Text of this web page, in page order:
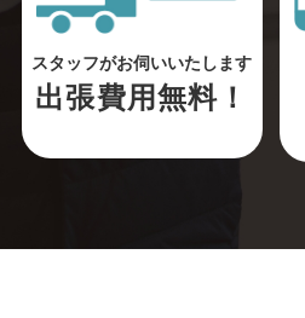
スタッフがお伺いいたします
出張費用無料！